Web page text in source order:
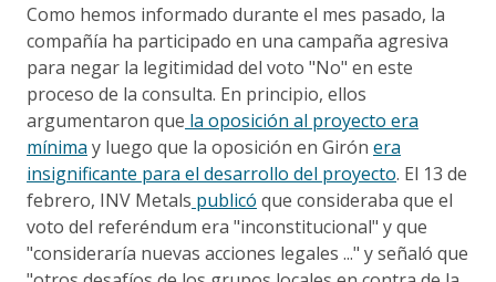
Como hemos informado durante el mes pasado, la
compañía ha participado en una campaña agresiva
para negar la legitimidad del voto "No" en este
proceso de la consulta. En principio, ellos
argumentaron que la oposición al proyecto era
mínima y ​​luego que la oposición en Girón era
insignificante para el desarrollo del proyecto. El 13 de
febrero, INV Metals publicó que consideraba que el
voto del referéndum era "inconstitucional" y que
"consideraría nuevas acciones legales ..." y señaló que